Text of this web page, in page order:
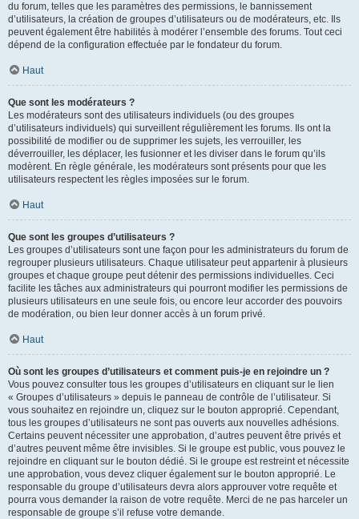
du forum, telles que les paramètres des permissions, le bannissement
d’utilisateurs, la création de groupes d’utilisateurs ou de modérateurs, etc. Ils
peuvent également être habilités à modérer l’ensemble des forums. Tout ceci
dépend de la configuration effectuée par le fondateur du forum.
Haut
Que sont les modérateurs ?
Les modérateurs sont des utilisateurs individuels (ou des groupes
d’utilisateurs individuels) qui surveillent régulièrement les forums. Ils ont la
possibilité de modifier ou de supprimer les sujets, les verrouiller, les
déverrouiller, les déplacer, les fusionner et les diviser dans le forum qu’ils
modèrent. En règle générale, les modérateurs sont présents pour que les
utilisateurs respectent les règles imposées sur le forum.
Haut
Que sont les groupes d’utilisateurs ?
Les groupes d’utilisateurs sont une façon pour les administrateurs du forum de
regrouper plusieurs utilisateurs. Chaque utilisateur peut appartenir à plusieurs
groupes et chaque groupe peut détenir des permissions individuelles. Ceci
facilite les tâches aux administrateurs qui pourront modifier les permissions de
plusieurs utilisateurs en une seule fois, ou encore leur accorder des pouvoirs
de modération, ou bien leur donner accès à un forum privé.
Haut
Où sont les groupes d’utilisateurs et comment puis-je en rejoindre un ?
Vous pouvez consulter tous les groupes d’utilisateurs en cliquant sur le lien
« Groupes d’utilisateurs » depuis le panneau de contrôle de l’utilisateur. Si
vous souhaitez en rejoindre un, cliquez sur le bouton approprié. Cependant,
tous les groupes d’utilisateurs ne sont pas ouverts aux nouvelles adhésions.
Certains peuvent nécessiter une approbation, d’autres peuvent être privés et
d’autres peuvent même être invisibles. Si le groupe est public, vous pouvez le
rejoindre en cliquant sur le bouton dédié. Si le groupe est restreint et nécessite
une approbation, vous devez cliquer également sur le bouton approprié. Le
responsable du groupe d’utilisateurs devra alors approuver votre requête et
pourra vous demander la raison de votre requête. Merci de ne pas harceler un
responsable de groupe s’il refuse votre demande.